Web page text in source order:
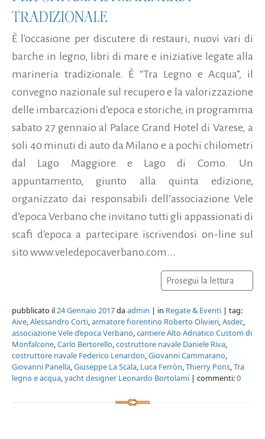
TRADIZIONALE
È l'occasione per discutere di restauri, nuovi vari di
barche in legno, libri di mare e iniziative legate alla
marineria tradizionale. È “Tra Legno e Acqua”, il
convegno nazionale sul recupero e la valorizzazione
delle imbarcazioni d’epoca e storiche, in programma
sabato 27 gennaio al Palace Grand Hotel di Varese, a
soli 40 minuti di auto da Milano e a pochi chilometri
dal Lago Maggiore e Lago di Como. Un
appuntamento, giunto alla quinta edizione,
organizzato dai responsabili dell’associazione Vele
d’epoca Verbano che invitano tutti gli appassionati di
scafi d'epoca a partecipare iscrivendosi on-line sul
sito www.veledepocaverbano.com...
Prosegui la lettura
pubblicato il24 Gennaio 2017daadmin | in Regate & Eventi | tag:
Aive,Alessandro Corti,armatore fiorentino Roberto Olivieri,Asdec,
associazione Vele d’epoca Verbano,cantiere Alto Adriatico Custom di
Monfalcone,Carlo Bertorello,costruttore navale Daniele Riva,
costruttore navale Federico Lenardon,Giovanni Cammarano,
Giovanni Panella,Giuseppe La Scala, Luca Ferròn,Thierry Pons,Tra
legno e acqua,yacht designer Leonardo Bortolami | commenti:0